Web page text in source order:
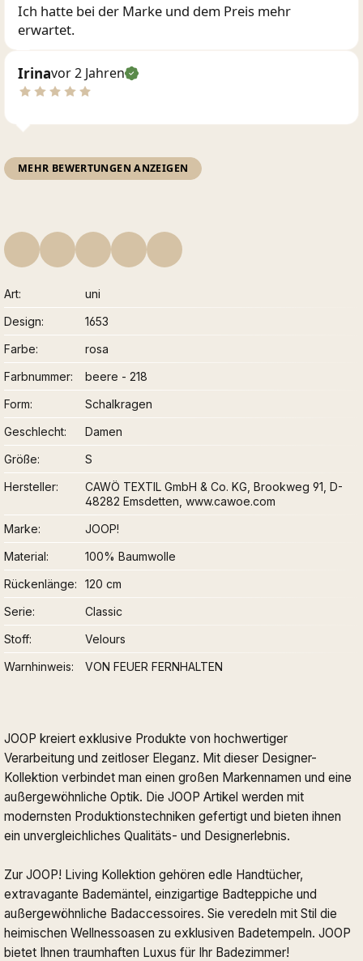
Ich hatte bei der Marke und dem Preis mehr
erwartet.
Irinavor 2 Jahren
MEHR BEWERTUNGEN ANZEIGEN
Art
uni
Design
1653
Farbe
rosa
Farbnummer
beere - 218
Form
Schalkragen
Geschlecht
Damen
Größe
S
Hersteller
CAWÖ TEXTIL GmbH & Co. KG, Brookweg 91, D-
48282 Emsdetten, www.cawoe.com
Marke
JOOP!
Material
100% Baumwolle
Rückenlänge
120 cm
Serie
Classic
Stoff
Velours
Warnhinweis
VON FEUER FERNHALTEN
JOOP kreiert exklusive Produkte von hochwertiger
Verarbeitung und zeitloser Eleganz. Mit dieser Designer-
Kollektion verbindet man einen großen Markennamen und eine
außergewöhnliche Optik. Die JOOP Artikel werden mit
modernsten Produktionstechniken gefertigt und bieten ihnen
ein unvergleichliches Qualitäts- und Designerlebnis.
Zur JOOP! Living Kollektion gehören edle Handtücher,
extravagante Bademäntel, einzigartige Badteppiche und
außergewöhnliche Badaccessoires. Sie veredeln mit Stil die
heimischen Wellnessoasen zu exklusiven Badetempeln. JOOP
bietet Ihnen traumhaften Luxus für Ihr Badezimmer!